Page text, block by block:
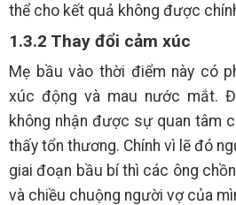
thể cho kết quả không được
1.3.2 Thay đổi cảm xúc
Mẹ bầu vào thời điểm này có
xúc động và mau nước mắt.
không nhận được sự quan tâm
thấy tổn thương. Chính vì lẽ đó
giai đoạn bầu bí thì các ông
và chiều chuộng người vợ của